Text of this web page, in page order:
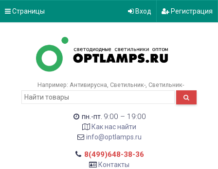
Страницы Вход Регистрация
Например: Антивирусна Светильник- Светильник-
пн.-пт. 9:00 – 19:00
Как нас найти
info@optlamps.ru
8(499)648-38-36
Контакты